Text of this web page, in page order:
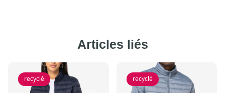
Articles liés
recyclé recyclé